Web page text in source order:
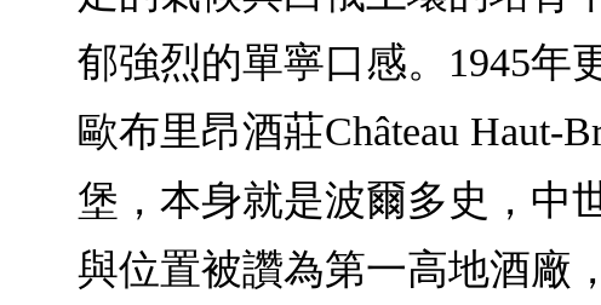
郁強烈的單寧口感。1945年
歐布里昂酒莊Château Haut-
堡，本身就是波爾多史，中
與位置被讚為第一高地酒廠